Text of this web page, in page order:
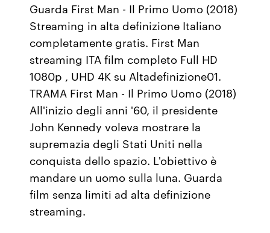
Guarda First Man - Il Primo Uomo (2018)
Streaming in alta definizione Italiano
completamente gratis. First Man
streaming ITA film completo Full HD
1080p , UHD 4K su Altadefinizione01.
TRAMA First Man - Il Primo Uomo (2018)
All'inizio degli anni '60, il presidente
John Kennedy voleva mostrare la
supremazia degli Stati Uniti nella
conquista dello spazio. L'obiettivo è
mandare un uomo sulla luna. Guarda
film senza limiti ad alta definizione
streaming.